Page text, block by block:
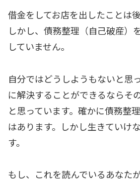
借金をしてお店を出したことは
しかし、債務整理（自己破産）
していません。
自分ではどうしようもないと思
に解決することができるならそ
と思っています。確かに債務整
はあります。しかし生きていけ
す。
もし、これを読んでいるあなた